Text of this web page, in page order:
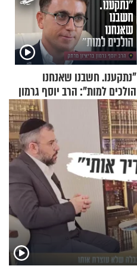
"נתקענו. חשבנו שאנחנו
הולכים למות": הרב יוסף גרמון
בריאיון מרתק